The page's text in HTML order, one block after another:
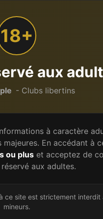
18+
aux
- Clubs libertins
à caractère
majeures. En accédant à
ou plus et acceptez de
aux adultes.
ce site est strictement interdit
mineurs.
ST
ST GERMAIN
des vignerons (Ã côté
Restaurant Bar
sans inscription)